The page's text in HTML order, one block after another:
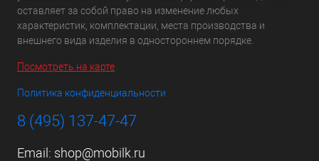
оставляет за собой право на изменение любых
характеристик, комплектации, места производства и
внешнего вида изделия в одностороннем порядке.
Посмотреть на карте
Политика конфиденциальности
8 (495) 137-47-47
Email: shop@mobilk.ru